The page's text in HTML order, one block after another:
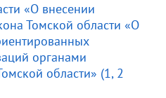
«О внесении
Томской области «О
органами
области» (1, 2